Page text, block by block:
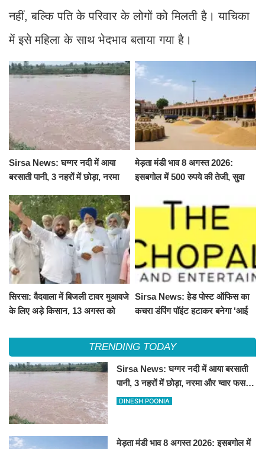
नहीं, बल्कि पति के परिवार के लोगों को मिलती है। याचिका
में इसे महिला के साथ भेदभाव बताया गया है।
Sirsa News: घग्गर नदी में आया
बरसाती पानी, 3 नहरों में छोड़ा, नरमा
मेड़ता मंडी भाव 8 अगस्त 2026:
इसबगोल में 500 रुपये की तेजी, सुवा
सिरसा: वैदवाला में बिजली टावर मुआवजे
के लिए अड़े किसान, 13 अगस्त को
Sirsa News: हेड पोस्ट ऑफिस का
कचरा डंपिंग पॉइंट हटाकर बनेगा 'आई
TRENDING TODAY
Sirsa News: घग्गर नदी में आया बरसाती
पानी, 3 नहरों में छोड़ा, नरमा और ग्वार फसल
को फायदा
DINESH POONIA
मेड़ता मंडी भाव 8 अगस्त 2026: इसबगोल में